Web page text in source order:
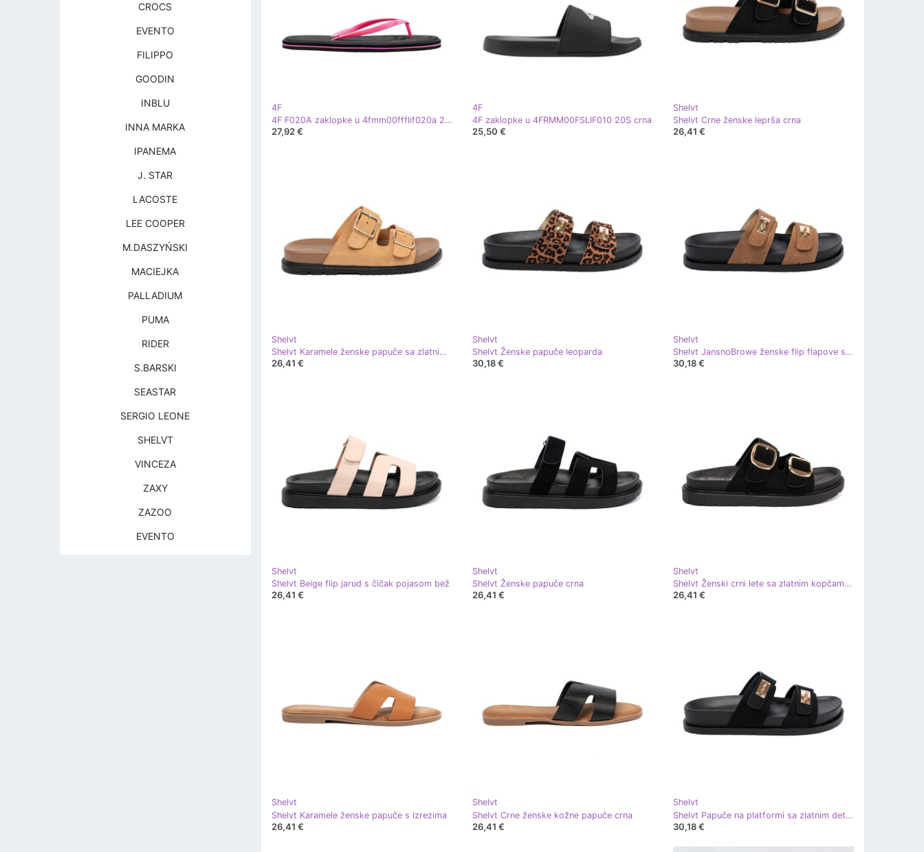
4F
4F F020A zaklopke u 4fmm00ffflif020a 21S višebojan
27,92 €
4F
4F zaklopke u 4FRMM00FSLIF010 20S crna
25,50 €
Shelvt
Shelvt Crne ženske leprša crna
26,41 €
Shelvt
Shelvt Karamele ženske papuče sa zlatnim kopčama
26,41 €
Shelvt
Shelvt Ženske papuče leoparda
30,18 €
Shelvt
Shelvt JansnoBrowe ženske flip flapove sa zlatnim umetcima
30,18 €
Shelvt
Shelvt Beige flip jarud s čičak pojasom bež
26,41 €
Shelvt
Shelvt Ženske papuče crna
26,41 €
Shelvt
Shelvt Ženski crni lete sa zlatnim kopčama crna
26,41 €
Shelvt
Shelvt Karamele ženske papuče s izrezima
26,41 €
Shelvt
Shelvt Crne ženske kožne papuče crna
26,41 €
Shelvt
Shelvt Papuče na platformi sa zlatnim detaljima crna
30,18 €
CROCS
EVENTO
FILIPPO
GOODIN
INBLU
INNA MARKA
IPANEMA
J. STAR
LACOSTE
LEE COOPER
M.DASZYŃSKI
MACIEJKA
PALLADIUM
PUMA
RIDER
S.BARSKI
SEASTAR
SERGIO LEONE
SHELVT
VINCEZA
ZAXY
ZAZOO
EVENTO